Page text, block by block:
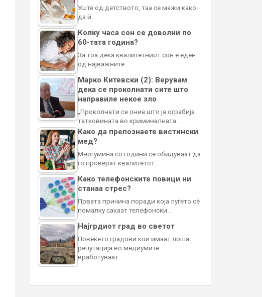
Уште од детството, таа се мажи како
да ѝ…
Колку часа сон се доволни по
60-тата година?
За тоа дека квалитетниот сон е еден
од најважните…
Марко Китевски (2): Верувам
дека се проколнати сите што
направиле некое зло
„Проколнати се оние што ја ограбија
татковината во криминалната…
Како да препознаете вистински
мед?
Многумина со години се обидуваат да
го проверат квалитетот…
Како телефонските повици ни
станаа стрес?
Првата причина поради која луѓето сè
помалку сакаат телефонски…
Најгрдиот град во светот
Повеќето градови кои имаат лоша
репутација во медиумите
вработуваат…